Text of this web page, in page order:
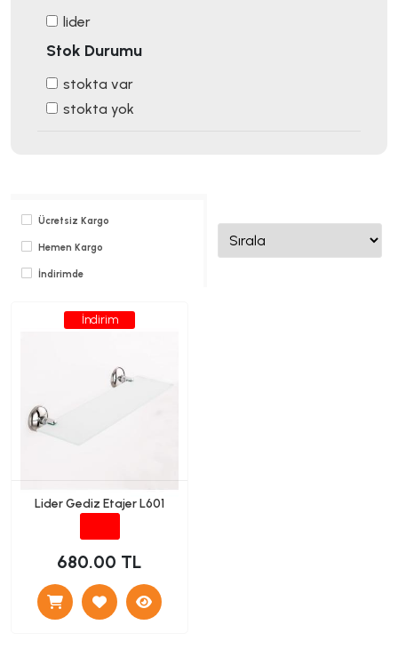
lider
Stok Durumu
stokta var
stokta yok
Ücretsiz Kargo
Hemen Kargo
İndirimde
İndirim
Lider Gediz Etajer L601
680.00 TL